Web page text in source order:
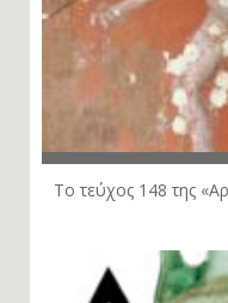
Το τεύχος 148 της